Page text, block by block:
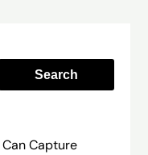
Search
Can Capture